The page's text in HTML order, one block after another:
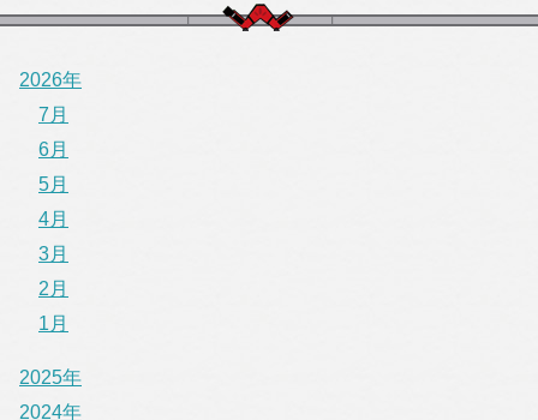
2026年
7月
6月
5月
4月
3月
2月
1月
2025年
2024年